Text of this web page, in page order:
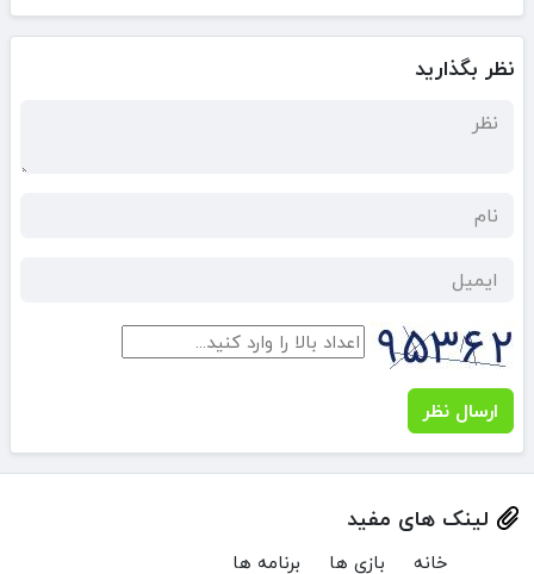
نظر بگذارید
ارسال نظر
لینک های مفید
خانه بازی ها برنامه ها